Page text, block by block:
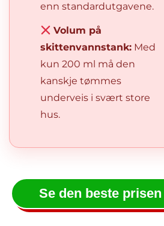
enn standardutgavene.
Volum på
skittenvannstank:Med
kun 200 ml må den
kanskje tømmes
underveis i svært store
hus.
Se den beste